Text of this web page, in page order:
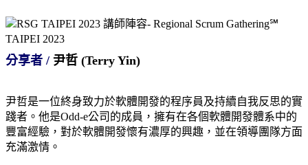
分享者 / 尹哲 (Terry Yin)
尹哲是一位終身致力於軟體開發的程序員及持續自我反思的實
踐者。他是Odd-e公司的成員，擁有在各個軟體開發體系中的
豐富經驗，對於軟體開發懷有濃厚的興趣，並在領導團隊方面
充滿激情。